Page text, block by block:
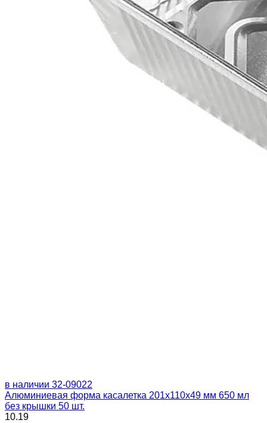
в наличии 32-09022
Алюминиевая форма касалетка 201х110х49 мм 650 мл
без крышки 50 шт.
10.19